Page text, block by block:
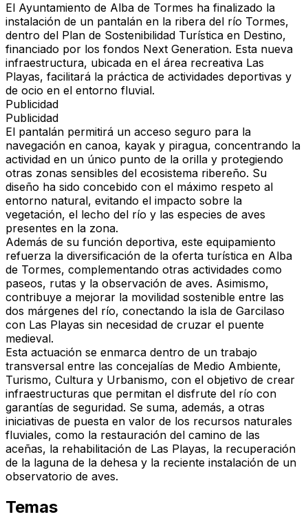
El Ayuntamiento de Alba de Tormes ha finalizado la
instalación de un pantalán en la ribera del río Tormes,
dentro del Plan de Sostenibilidad Turística en Destino,
financiado por los fondos Next Generation. Esta nueva
infraestructura, ubicada en el área recreativa Las
Playas, facilitará la práctica de actividades deportivas y
de ocio en el entorno fluvial.
Publicidad
Publicidad
El pantalán permitirá un acceso seguro para la
navegación en canoa, kayak y piragua, concentrando la
actividad en un único punto de la orilla y protegiendo
otras zonas sensibles del ecosistema ribereño. Su
diseño ha sido concebido con el máximo respeto al
entorno natural, evitando el impacto sobre la
vegetación, el lecho del río y las especies de aves
presentes en la zona.
Además de su función deportiva, este equipamiento
refuerza la diversificación de la oferta turística en Alba
de Tormes, complementando otras actividades como
paseos, rutas y la observación de aves. Asimismo,
contribuye a mejorar la movilidad sostenible entre las
dos márgenes del río, conectando la isla de Garcilaso
con Las Playas sin necesidad de cruzar el puente
medieval.
Esta actuación se enmarca dentro de un trabajo
transversal entre las concejalías de Medio Ambiente,
Turismo, Cultura y Urbanismo, con el objetivo de crear
infraestructuras que permitan el disfrute del río con
garantías de seguridad. Se suma, además, a otras
iniciativas de puesta en valor de los recursos naturales
fluviales, como la restauración del camino de las
aceñas, la rehabilitación de Las Playas, la recuperación
de la laguna de la dehesa y la reciente instalación de un
observatorio de aves.
Temas